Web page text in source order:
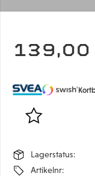
139,00
Lägg till i favoriter
Lagerstatus
Artikelnr